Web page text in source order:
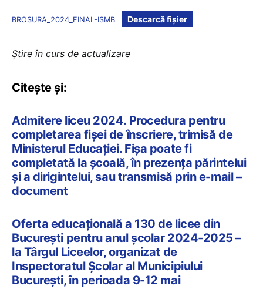
BROSURA_2024_FINAL-ISMB Descarcă fișier
Știre în curs de actualizare
Citește și:
Admitere liceu 2024. Procedura pentru
completarea fișei de înscriere, trimisă de
Ministerul Educației. Fișa poate fi
completată la școală, în prezența părintelui
și a dirigintelui, sau transmisă prin e-mail –
document
Oferta educațională a 130 de licee din
București pentru anul școlar 2024-2025 –
la Târgul Liceelor, organizat de
Inspectoratul Școlar al Municipiului
București, în perioada 9-12 mai